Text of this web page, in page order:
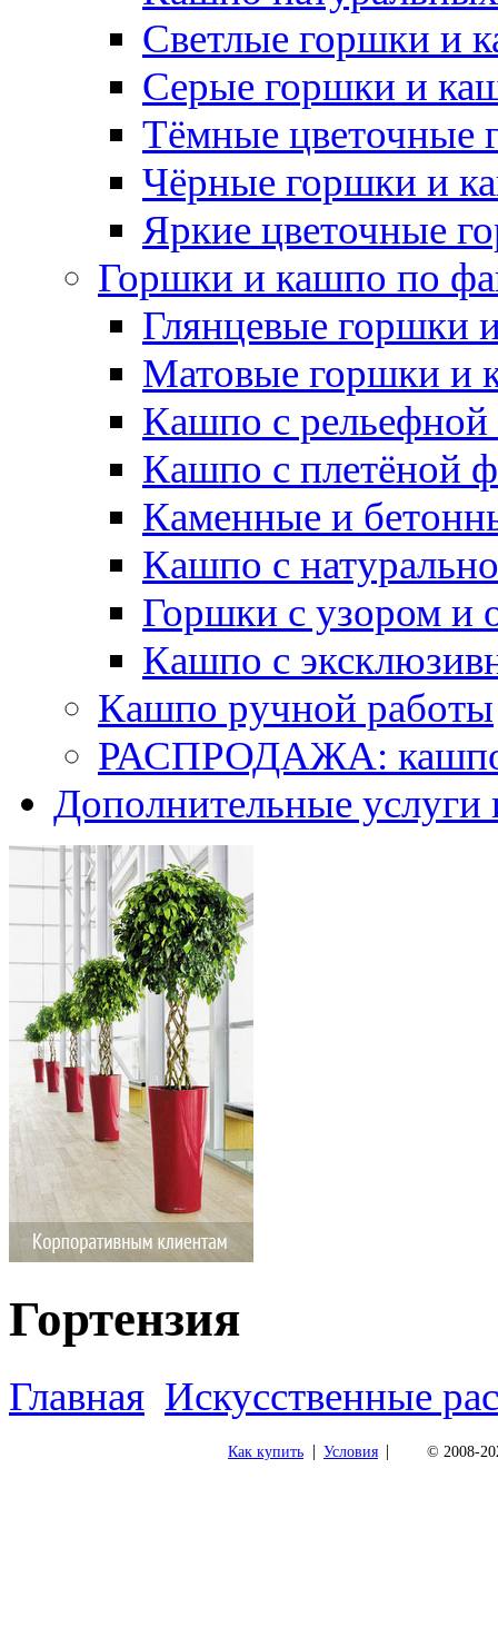
Светлые горшки и
Серые горшки и
Тёмные цветочные
Чёрные горшки и
Яркие цветочные
Горшки и кашпо по
Глянцевые горшки
Матовые горшки и
Кашпо с рельефной
Кашпо с плетёной
Каменные и
Кашпо с
Горшки с узором и
Кашпо с
Кашпо ручной работы
РАСПРОДАЖА: кашпо
Дополнительные услуги
Гортензия
Главная Искусственные
Как купить | Условия | © 2008-